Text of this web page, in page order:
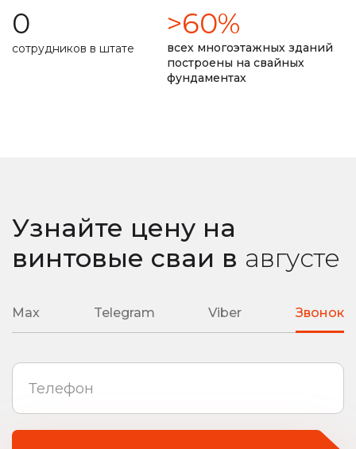
долговечность фундамента прописана в договоре
замер уровня промерзания почвы
любая сложность вашего объекта
0
сотрудников в штате
>60%
всех многоэтажных зданий
построены на свайных
фундаментах
Узнайте цену на
винтовые сваи в августе
Max Telegram Viber Звонок